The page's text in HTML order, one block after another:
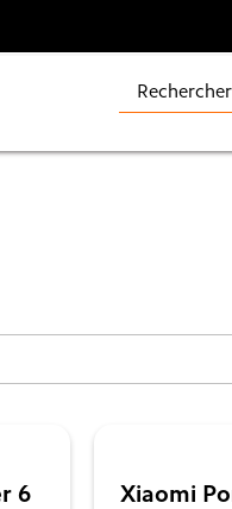
6
Xiaomi